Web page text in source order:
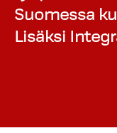
Suomessa
Lisäksi